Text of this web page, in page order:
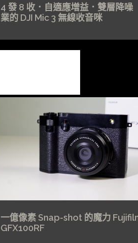
4 發 8 收．自適應增益．雙層降
業的 DJI Mic 3 無線收音咪
一億像素 Snap-shot 的魔力
GFX100RF